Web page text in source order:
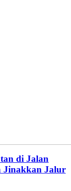
di Jalan
Jinakkan Jalur